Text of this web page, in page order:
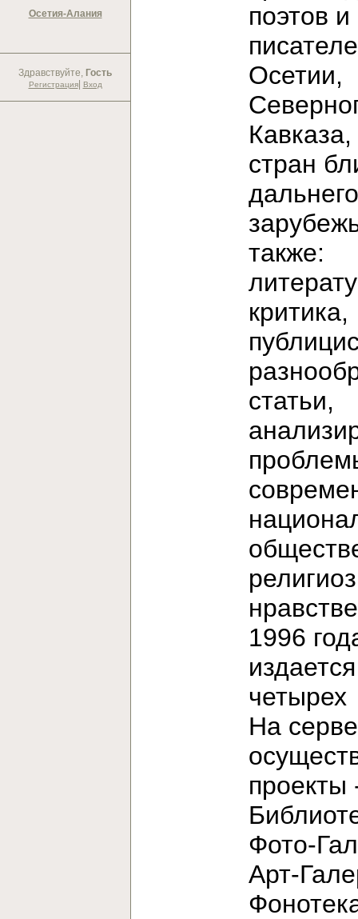
Осетия-Алания
Здравствуйте, Гость
Регистрация| Вход
поэтов и
Осетии,
стран
дальнего
также:
критика,
статьи,
1996
На
проекты
Фото-
Арт-